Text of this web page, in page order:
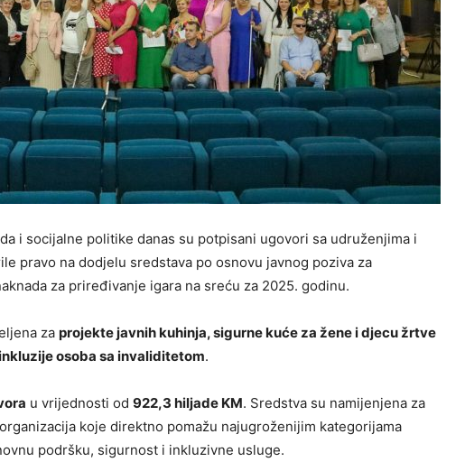
i socijalne politike danas su potpisani ugovori sa udruženjima i
pravo na dodjelu sredstava po osnovu javnog poziva za
za priređivanje igara na sreću za 2025. godinu.
za projekte javnih kuhinja, sigurne kuće za žene i djecu žrtve
osoba sa invaliditetom.
u vrijednosti od 922,3 hiljade KM. Sredstva su namijenjena za
koje direktno pomažu najugroženijim kategorijama
podršku, sigurnost i inkluzivne usluge.